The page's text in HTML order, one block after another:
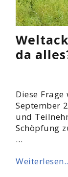
da
Diese
September
und
Schöpfung
…